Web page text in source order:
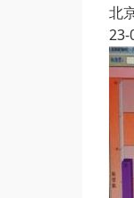
北
23-